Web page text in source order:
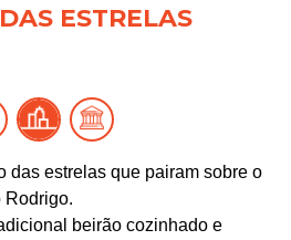
ESTRELAS
das estrelas que pairam sobre o
Rodrigo.
beirão cozinhado e